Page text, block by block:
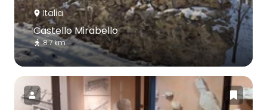
Italia
Castello Mirabello
8.7 km